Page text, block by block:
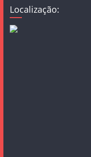
Localização: